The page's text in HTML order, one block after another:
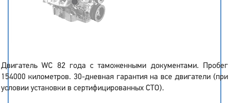
Двигатель WC 82 года с таможенными документами. Пробег
154000 километров. 30-дневная гарантия на все двигатели (при
условии установки в сертифицированных СТО).